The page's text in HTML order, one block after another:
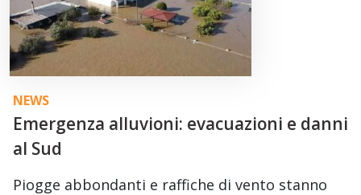
NEWS
Emergenza alluvioni: evacuazioni e danni
al Sud
Piogge abbondanti e raffiche di vento stanno